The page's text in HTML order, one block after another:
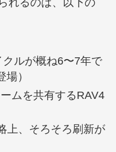
れるのは、以下の
ルが概ね6〜7年で
）
ムを共有するRAV4
上、そろそろ刷新が